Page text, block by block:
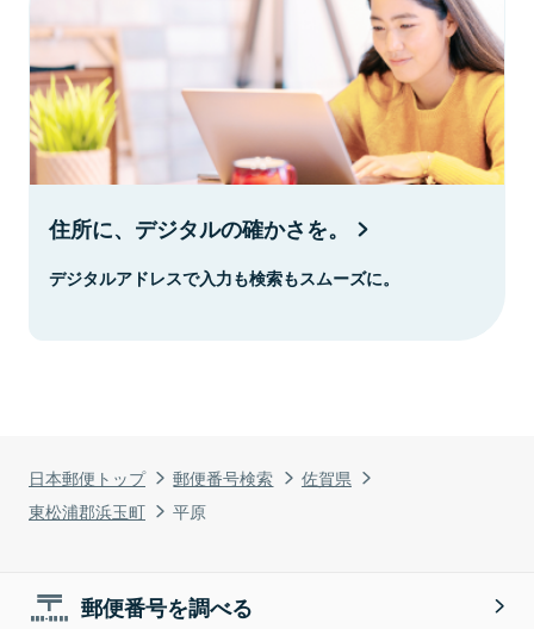
日本郵便トップ 郵便番号検索
佐賀県
東松浦郡浜玉町
平原
住所に、デジタルの確かさを。
デジタルアドレスで入力も検索もスムーズに。
郵便番号を調べる